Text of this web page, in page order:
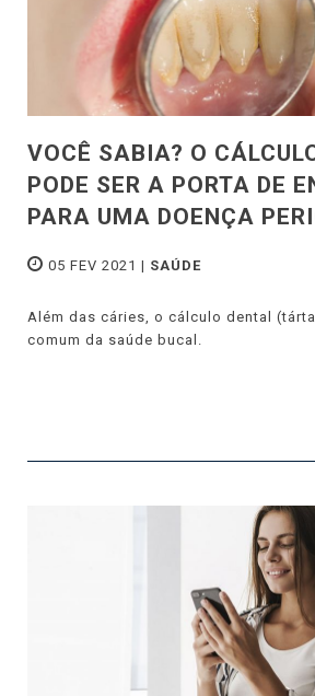
VOCÊ SABIA? O
PODE SER A PORTA DE
PARA UMA DOENÇA
05 FEV 2021 | SAÚDE
Além das cáries, o cálculo dental
comum da saúde bucal.